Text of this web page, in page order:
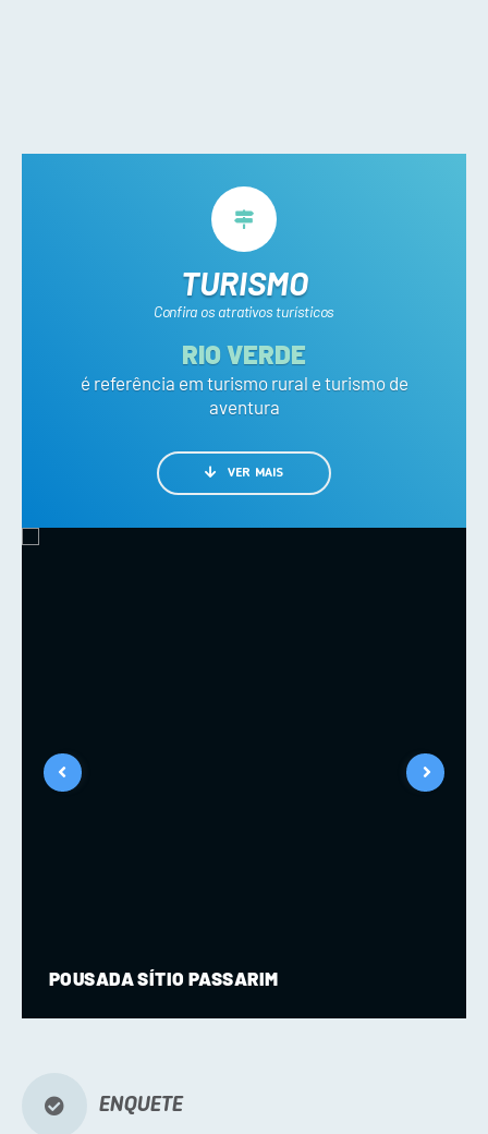
TURISMO
Confira os atrativos turísticos
RIO VERDE
é referência em turismo rural e turismo de
aventura
VER MAIS
POUSADA SÍTIO PASSARIM
ENQUETE